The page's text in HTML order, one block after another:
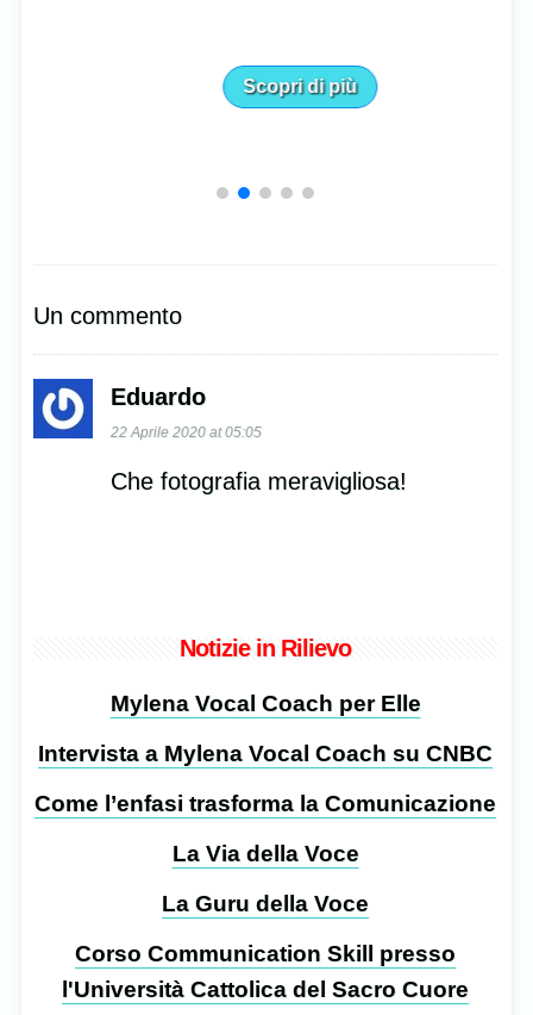
Scopri di più
Un commento
Eduardo
22 Aprile 2020 at 05:05
Che fotografia meravigliosa!
Notizie in Rilievo
Mylena Vocal Coach per Elle
Intervista a Mylena Vocal Coach su CNBC
Come l’enfasi trasforma la Comunicazione
La Via della Voce
La Guru della Voce
Corso Communication Skill presso
l'Università Cattolica del Sacro Cuore